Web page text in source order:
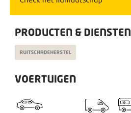
PRODUCTEN & DIENSTEN
RUITSCHADEHERSTEL
VOERTUIGEN